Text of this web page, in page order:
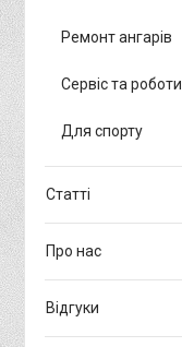
Ремонт ангарів
Сервіс та роботи
Для спорту
Статті
Про нас
Відгуки